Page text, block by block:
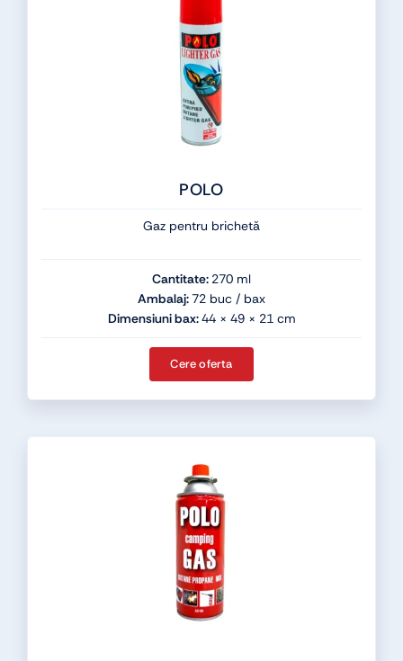
POLO
Gaz pentru brichetă
Cantitate: 270 ml
Ambalaj:72 buc / bax
Dimensiuni bax:44 × 49 × 21 cm
Cere oferta